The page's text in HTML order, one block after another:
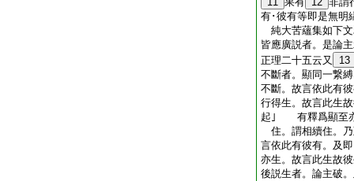
有･彼有等即是無明
純大苦蘊集如下
皆應廣説者。是論
正理二十五云又
13
不斷者。顯同一繋
不斷。故言依此有
行得生。故言此生
起｣ 有釋爲顯至
住。謂相續住。
言依此有彼有。及
亦生。故言此生
後説生者。論主破